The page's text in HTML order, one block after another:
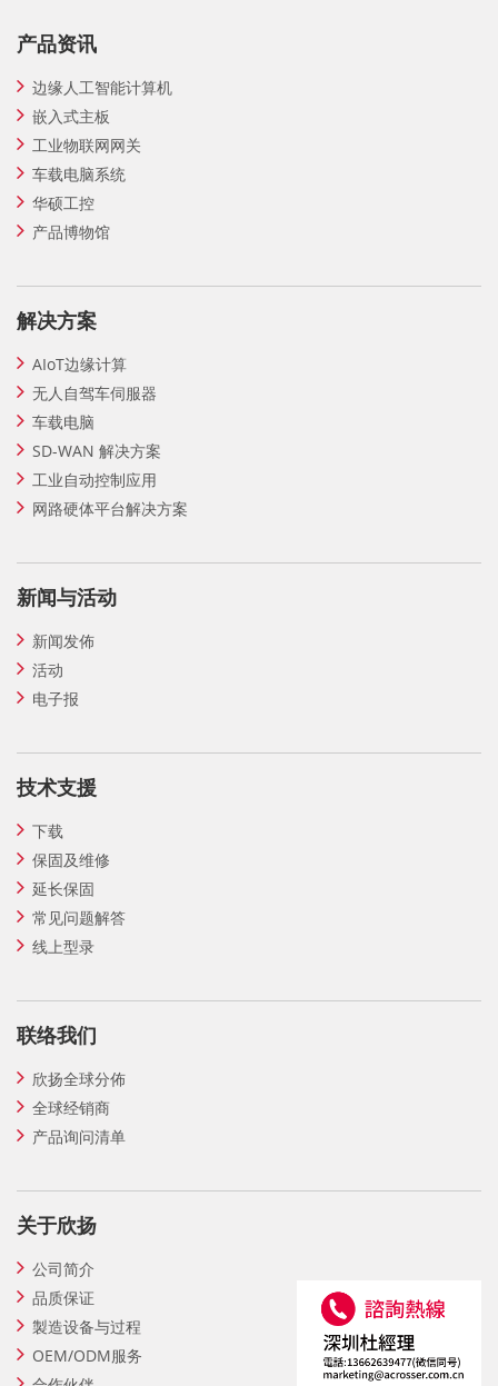
产品资讯
边缘人工智能计算机
嵌入式主板
工业物联网网关
车载电脑系统
华硕工控
产品博物馆
解决方案
AIoT边缘计算
无人自驾车伺服器
车载电脑
SD-WAN 解决方案
工业自动控制应用
网路硬体平台解决方案
新闻与活动
新闻发佈
活动
电子报
技术支援
下载
保固及维修
延长保固
常见问题解答
线上型录
联络我们
欣扬全球分佈
全球经销商
产品询问清单
关于欣扬
公司简介
品质保证
製造设备与过程
OEM/ODM服务